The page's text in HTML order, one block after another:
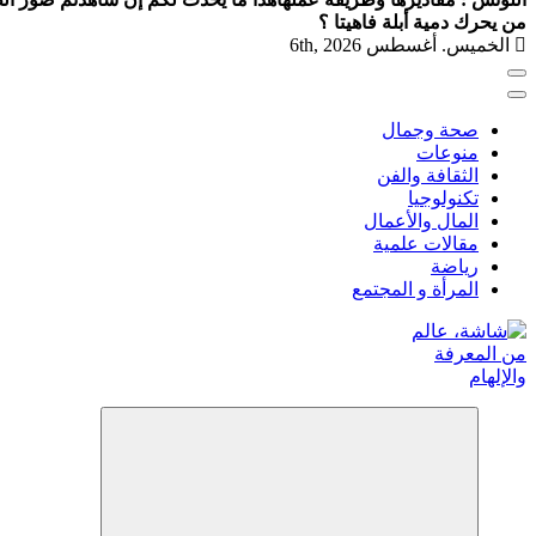
من يحرك دمية أبلة فاهيتا ؟
الخميس. أغسطس 6th, 2026
صحة وجمال
منوعات
الثقافة والفن
تكنولوجيا
المال والأعمال
مقالات علمية
رياضة
المرأة و المجتمع